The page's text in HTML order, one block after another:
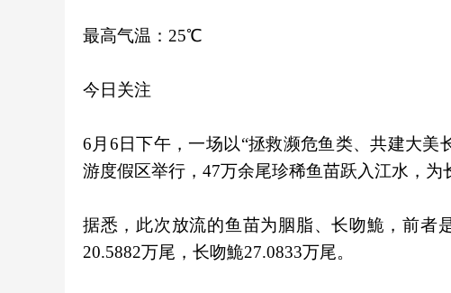
最高气温：25℃
今日关注
6月6日下午，一场以“拯救濒危鱼类、共建大美
游度假区举行，47万余尾珍稀鱼苗跃入江水，为
据悉，此次放流的鱼苗为胭脂、长吻鮠，前者
20.5882万尾，长吻鮠27.0833万尾。